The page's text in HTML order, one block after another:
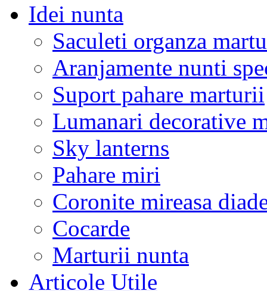
Idei nunta
Saculeti organza
Aranjamente nunti
Suport pahare marturii
Lumanari decorative
Sky lanterns
Pahare miri
Coronite mireasa
Cocarde
Marturii nunta
Articole Utile